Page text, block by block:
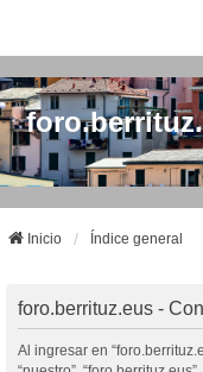
Inicio Índice general
foro.berrituz.eus -
Al ingresar en